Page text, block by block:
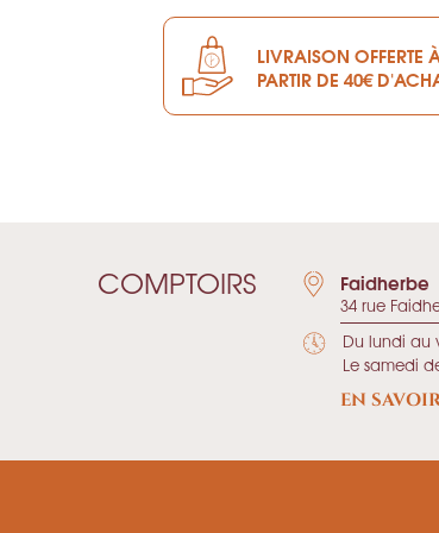
LIVRAISON OFFERTE
PARTIR DE 40€
COMPTOIRS Faidherbe
34 rue
Du lundi au
Le samedi
EN